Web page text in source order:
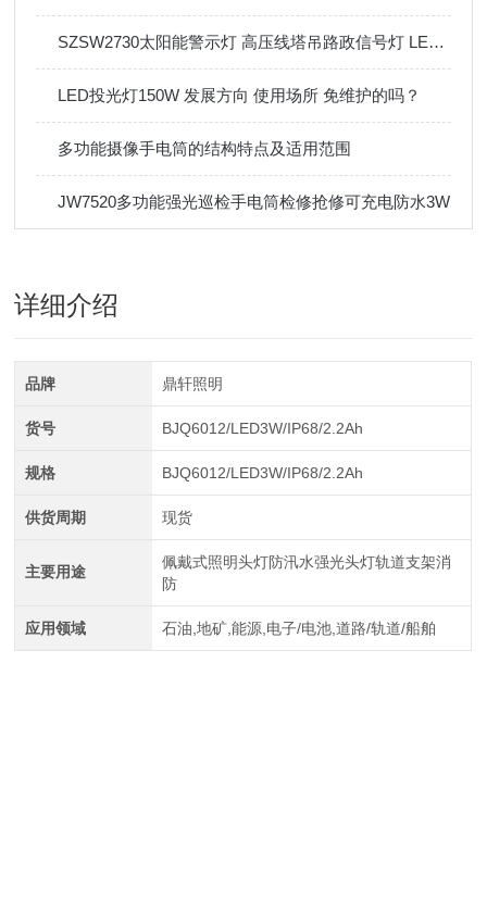
SZSW2730太阳能警示灯 高压线塔吊路政信号灯 LED红色频闪
LED投光灯150W 发展方向 使用场所 免维护的吗？
多功能摄像手电筒的结构特点及适用范围
JW7520多功能强光巡检手电筒检修抢修可充电防水3W
详细介绍
品牌 鼎轩照明
货号 BJQ6012/LED3W/IP68/2.2Ah
规格 BJQ6012/LED3W/IP68/2.2Ah
供货周期 现货
主要用途
佩戴式照明头灯防汛水强光头灯轨道支架消
防
应用领域 石油,地矿,能源,电子/电池,道路/轨道/船舶